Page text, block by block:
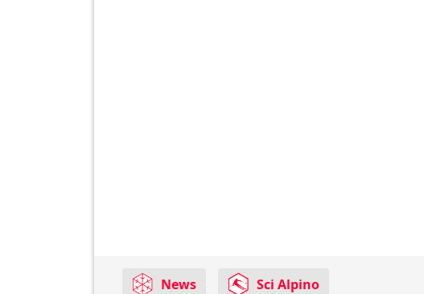
News Sci Alpino